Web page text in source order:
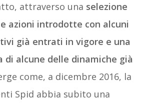
attraverso una selezione
azioni introdotte con alcuni
già entrati in vigore e una
di alcune delle dinamiche già
come, a dicembre 2016, la
Spid abbia subito una